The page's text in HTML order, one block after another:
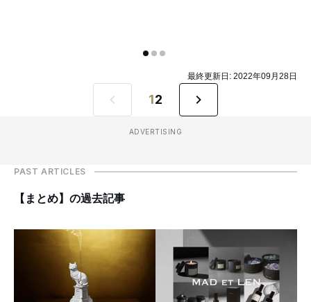
最終更新日: 2022年09月28日
12
ADVERTISING
PAST ARTICLES
【まとめ】の過去記事